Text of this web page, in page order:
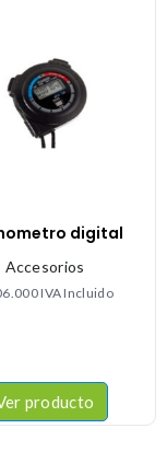
digital
Accesorios
IVA Incluido
producto